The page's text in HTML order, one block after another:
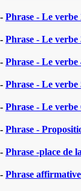
- Phrase - Le verbe
- Phrase - Le verbe
- Phrase - Le verbe
- Phrase - Le verbe
- Phrase - Le verbe
- Phrase -
- Phrase -place de
- Phrase